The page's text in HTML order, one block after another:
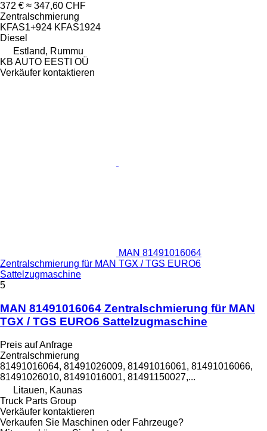
372 € ≈ 347,60 CHF
Zentralschmierung
KFAS1+924 KFAS1924
Diesel
Estland, Rummu
KB AUTO EESTI OÜ
Verkäufer kontaktieren
MAN 81491016064
Zentralschmierung für MAN TGX / TGS EURO6
Sattelzugmaschine
5
MAN 81491016064 Zentralschmierung für MAN
TGX / TGS EURO6 Sattelzugmaschine
Preis auf Anfrage
Zentralschmierung
81491016064, 81491026009, 81491016061, 81491016066,
81491026010, 81491016001, 81491150027,...
Litauen, Kaunas
Truck Parts Group
Verkäufer kontaktieren
Verkaufen Sie Maschinen oder Fahrzeuge?